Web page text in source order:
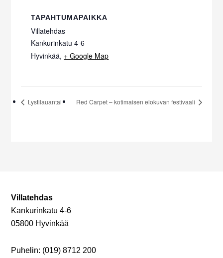
TAPAHTUMAPAIKKA
Villatehdas
Kankurinkatu 4-6
Hyvinkää, + Google Map
Lystilauantai Red Carpet – kotimaisen elokuvan festivaali
Villatehdas
Kankurinkatu 4-6
05800 Hyvinkää
Puhelin: (019) 8712 200